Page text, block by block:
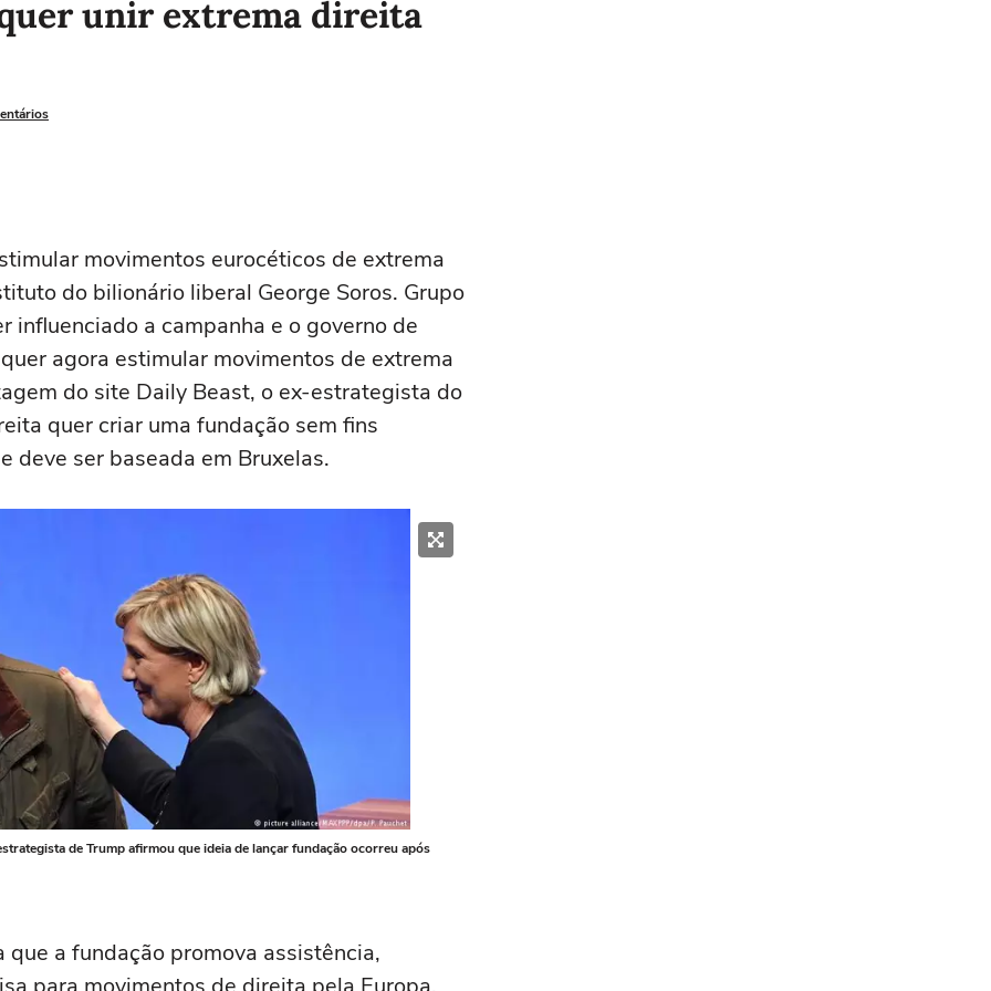
unir extrema direita
movimentos eurocéticos de extrema
do bilionário liberal George Soros. Grupo
influenciado a campanha e o governo de
agora estimular movimentos de extrema
do site Daily Beast, o ex-estrategista do
quer criar uma fundação sem fins
deve ser baseada em Bruxelas.
de Trump afirmou que ideia de lançar fundação ocorreu após
a fundação promova assistência,